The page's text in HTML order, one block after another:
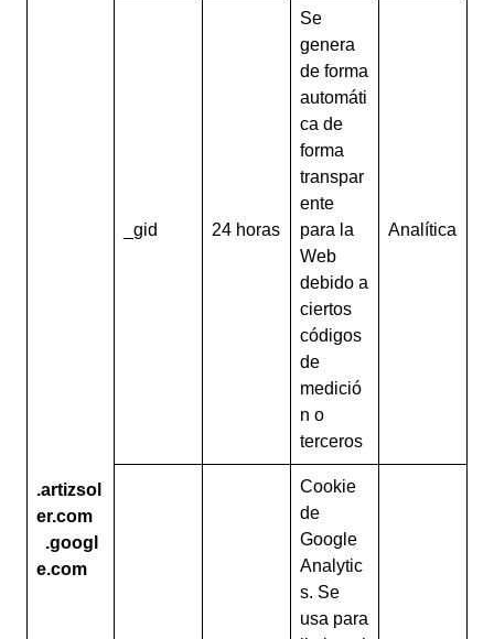
.artizsol
er.com
.googl
e.com
_gid 24 horas
Se
genera
de forma
automáti
ca de
forma
transpar
ente
para la
Web
debido a
ciertos
códigos
de
medició
n o
terceros
Analítica
Cookie
de
Google
Analytic
s. Se
usa para